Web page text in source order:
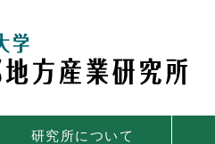
研究所について